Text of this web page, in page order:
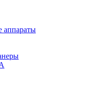
аппараты